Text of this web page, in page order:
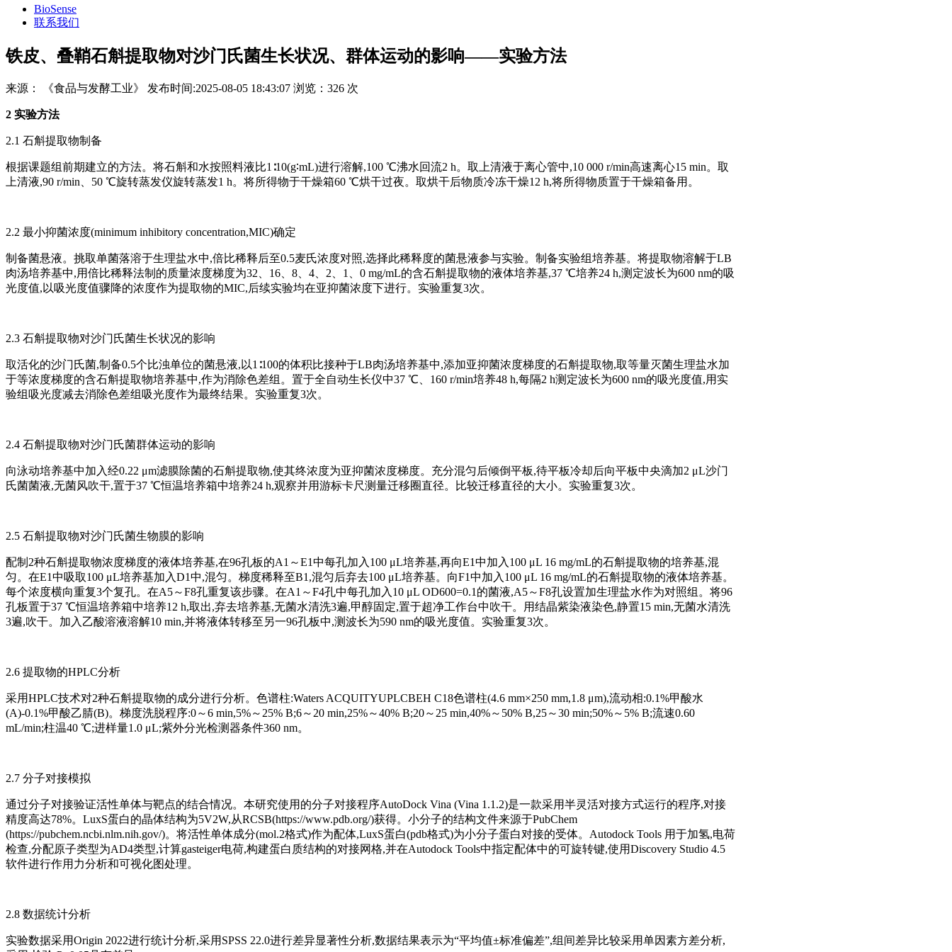
BioSense
联系我们
铁皮、叠鞘石斛提取物对沙门氏菌生长状况、群体运动的影响——实验方法
来源： 《食品与发酵工业》 发布时间:2025-08-05 18:43:07 浏览： 326 次
2 实验方法
2.1 石斛提取物制备
根据课题组前期建立的方法。将石斛和水按照料液比1∶10(g∶mL)进行溶解,100 ℃沸水回流2 h。取上清液于离心管中,10 000 r/min高速离心15 min。取
上清液,90 r/min、50 ℃旋转蒸发仪旋转蒸发1 h。将所得物于干燥箱60 ℃烘干过夜。取烘干后物质冷冻干燥12 h,将所得物质置于干燥箱备用。
2.2 最小抑菌浓度(minimum inhibitory concentration,MIC)确定
制备菌悬液。挑取单菌落溶于生理盐水中,倍比稀释后至0.5麦氏浓度对照,选择此稀释度的菌悬液参与实验。制备实验组培养基。将提取物溶解于LB
肉汤培养基中,用倍比稀释法制的质量浓度梯度为32、16、8、4、2、1、0 mg/mL的含石斛提取物的液体培养基,37 ℃培养24 h,测定波长为600 nm的吸
光度值,以吸光度值骤降的浓度作为提取物的MIC,后续实验均在亚抑菌浓度下进行。实验重复3次。
2.3 石斛提取物对沙门氏菌生长状况的影响
取活化的沙门氏菌,制备0.5个比浊单位的菌悬液,以1∶100的体积比接种于LB肉汤培养基中,添加亚抑菌浓度梯度的石斛提取物,取等量灭菌生理盐水加
于等浓度梯度的含石斛提取物培养基中,作为消除色差组。置于全自动生长仪中37 ℃、160 r/min培养48 h,每隔2 h测定波长为600 nm的吸光度值,用实
验组吸光度减去消除色差组吸光度作为最终结果。实验重复3次。
2.4 石斛提取物对沙门氏菌群体运动的影响
向泳动培养基中加入经0.22 μm滤膜除菌的石斛提取物,使其终浓度为亚抑菌浓度梯度。充分混匀后倾倒平板,待平板冷却后向平板中央滴加2 μL沙门
氏菌菌液,无菌风吹干,置于37 ℃恒温培养箱中培养24 h,观察并用游标卡尺测量迁移圈直径。比较迁移直径的大小。实验重复3次。
2.5 石斛提取物对沙门氏菌生物膜的影响
配制2种石斛提取物浓度梯度的液体培养基,在96孔板的A1～E1中每孔加入100 μL培养基,再向E1中加入100 μL 16 mg/mL的石斛提取物的培养基,混
匀。在E1中吸取100 μL培养基加入D1中,混匀。梯度稀释至B1,混匀后弃去100 μL培养基。向F1中加入100 μL 16 mg/mL的石斛提取物的液体培养基。
每个浓度横向重复3个复孔。在A5～F8孔重复该步骤。在A1～F4孔中每孔加入10 μL OD600=0.1的菌液,A5～F8孔设置加生理盐水作为对照组。将96
孔板置于37 ℃恒温培养箱中培养12 h,取出,弃去培养基,无菌水清洗3遍,甲醇固定,置于超净工作台中吹干。用结晶紫染液染色,静置15 min,无菌水清洗
3遍,吹干。加入乙酸溶液溶解10 min,并将液体转移至另一96孔板中,测波长为590 nm的吸光度值。实验重复3次。
2.6 提取物的HPLC分析
采用HPLC技术对2种石斛提取物的成分进行分析。色谱柱:Waters ACQUITYUPLCBEH C18色谱柱(4.6 mm×250 mm,1.8 μm),流动相:0.1%甲酸水
(A)-0.1%甲酸乙腈(B)。梯度洗脱程序:0～6 min,5%～25% B;6～20 min,25%～40% B;20～25 min,40%～50% B,25～30 min;50%～5% B;流速0.60
mL/min;柱温40 ℃;进样量1.0 μL;紫外分光检测器条件360 nm。
2.7 分子对接模拟
通过分子对接验证活性单体与靶点的结合情况。本研究使用的分子对接程序AutoDock Vina (Vina 1.1.2)是一款采用半灵活对接方式运行的程序,对接
精度高达78%。LuxS蛋白的晶体结构为5V2W,从RCSB(https://www.pdb.org/)获得。小分子的结构文件来源于PubChem
(https://pubchem.ncbi.nlm.nih.gov/)。将活性单体成分(mol.2格式)作为配体,LuxS蛋白(pdb格式)为小分子蛋白对接的受体。Autodock Tools 用于加氢,电荷
检查,分配原子类型为AD4类型,计算gasteiger电荷,构建蛋白质结构的对接网格,并在Autodock Tools中指定配体中的可旋转键,使用Discovery Studio 4.5
软件进行作用力分析和可视化图处理。
2.8 数据统计分析
实验数据采用Origin 2022进行统计分析,采用SPSS 22.0进行差异显著性分析,数据结果表示为“平均值±标准偏差”,组间差异比较采用单因素方差分析,